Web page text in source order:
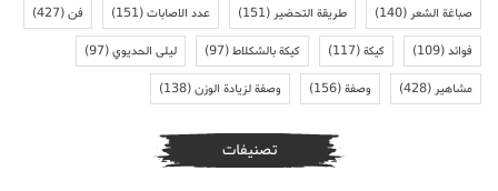
صباغة الشعر(140) طريقة التحضير(151) عدد الاصابات(151) فن(427)
فوائد(109) كيكة(117) كيكة بالشكلاط(97) ليلى الحديوي(97)
مشاهير(428) وصفة(156) وصفة لزيادة الوزن(138)
تصنيفات